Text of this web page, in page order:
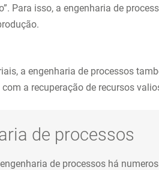
Para isso, a engenharia de
a engenharia de processos
a recuperação de recursos
de processos
de processos há